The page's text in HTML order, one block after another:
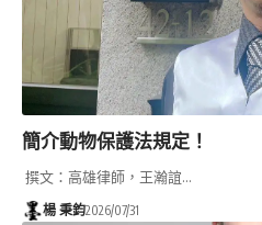
簡介動物保護法規定！
撰文：高雄律師，王瀚誼…
楊 秉鈞2026/07/31